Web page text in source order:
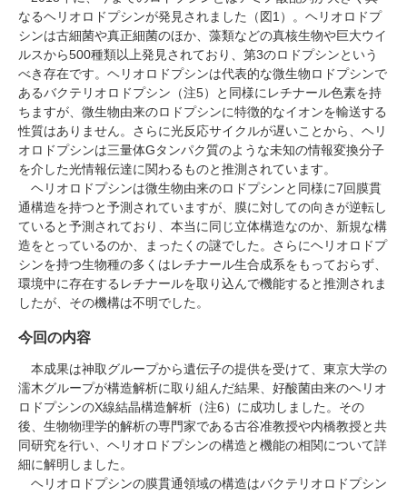
なるヘリオロドプシンが発見されました（図1）。ヘリオロドプ
シンは古細菌や真正細菌のほか、藻類などの真核生物や巨大ウイ
ルスから500種類以上発見されており、第3のロドプシンという
べき存在です。ヘリオロドプシンは代表的な微生物ロドプシンで
あるバクテリオロドプシン（注5）と同様にレチナール色素を持
ちますが、微生物由来のロドプシンに特徴的なイオンを輸送する
性質はありません。さらに光反応サイクルが遅いことから、ヘリ
オロドプシンは三量体Gタンパク質のような未知の情報変換分子
を介した光情報伝達に関わるものと推測されています。
ヘリオロドプシンは微生物由来のロドプシンと同様に7回膜貫
通構造を持つと予測されていますが、膜に対しての向きが逆転し
ていると予測されており、本当に同じ立体構造なのか、新規な構
造をとっているのか、まったくの謎でした。さらにヘリオロドプ
シンを持つ生物種の多くはレチナール生合成系をもっておらず、
環境中に存在するレチナールを取り込んで機能すると推測されま
したが、その機構は不明でした。
今回の内容
本成果は神取グループから遺伝子の提供を受けて、東京大学の
濡木グループが構造解析に取り組んだ結果、好酸菌由来のヘリオ
ロドプシンのX線結晶構造解析（注6）に成功しました。その
後、生物物理学的解析の専門家である古谷准教授や内橋教授と共
同研究を行い、ヘリオロドプシンの構造と機能の相関について詳
細に解明しました。
ヘリオロドプシンの膜貫通領域の構造はバクテリオロドプシン